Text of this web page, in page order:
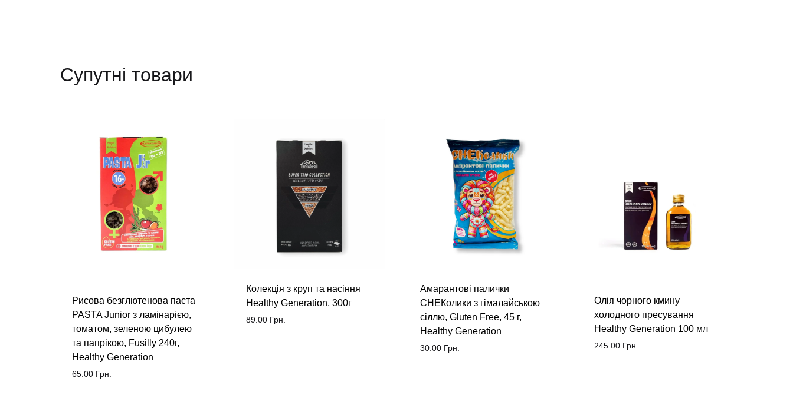
Супутні товари
Рисова безглютенова паста
PASTA Junior з ламінарією,
томатом, зеленою цибулею
та папрікою, Fusilly 240г,
Healthy Generation
65.00 Грн.
Колекція з круп та насіння
Healthy Generation, 300г
89.00 Грн.
Амарантові палички
СНЕКолики з гімалайською
сіллю, Gluten Free, 45 г,
Healthy Generation
30.00 Грн.
Олія чорного кмину
холодного пресування
Healthy Generation 100 мл
245.00 Грн.